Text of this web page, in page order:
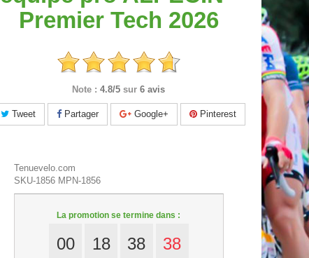
Premier Tech 2026
Note : 4.8/5sur6 avis
Tweet Partager Google+ Pinterest
Tenuevelo.com
SKU-1856 MPN-1856
La promotion se termine dans :
00 18 38 37